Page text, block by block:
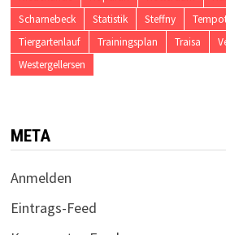
Scharnebeck
Statistik Steffny
Tiergartenlauf
Trainingsplan Traisa
Westergellersen
META
Anmelden
Eintrags-Feed